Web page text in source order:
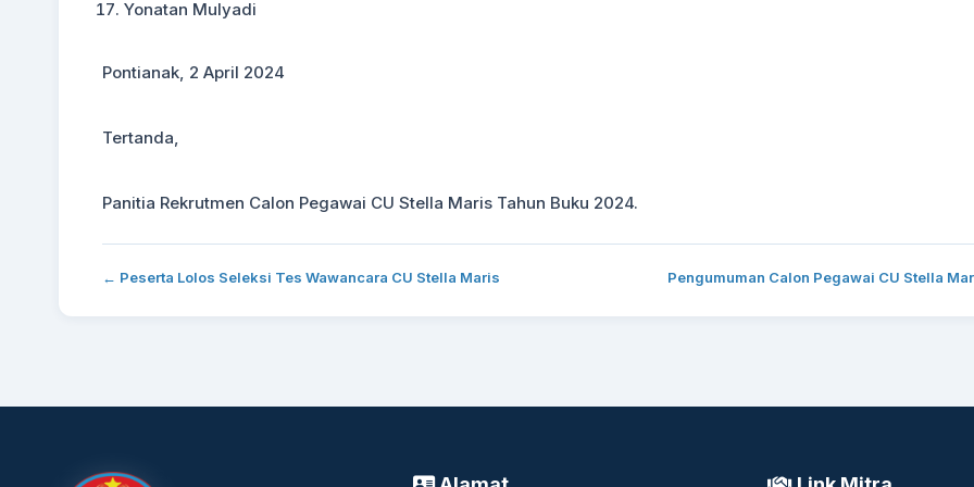
Yonatan Mulyadi
Pontianak, 2 April 2024
Tertanda,
Panitia Rekrutmen Calon Pegawai CU Stella Maris Tahun Buku 2024.
← Peserta Lolos Seleksi Tes Wawancara CU Stella Maris Pengumuman Calon Pegawai CU Stella